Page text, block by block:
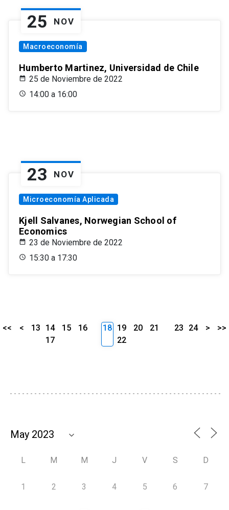
25 NOV
Macroeconomía
Humberto Martinez, Universidad de Chile
25 de Noviembre de 2022
14:00 a 16:00
23 NOV
Microeconomía Aplicada
Kjell Salvanes, Norwegian School of
Economics
23 de Noviembre de 2022
15:30 a 17:30
<< < 13 14 15
16
17
18 19 20
21
22
23 24 > >>
L M M J V S D
1 2 3 4 5 6 7